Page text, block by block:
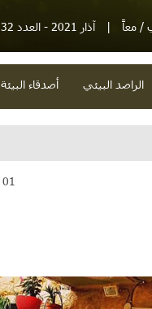
/ معاً | آذار 2021 - العدد 132 (2021-03-01)
الراصد البيئي أصدقاء البيئة
01 آذار 2021